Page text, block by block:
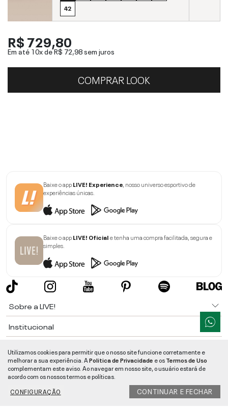
42
R$ 729,80
Em até 10x deR$ 72,98sem juros
COMPRAR LOOK
Baixe o appLIVE! Experience, nosso universo esportivo de
experiências únicas.
Baixe o appLIVE! Oficiale tenha uma compra facilitada, segura e
simples.
Sobre a LIVE!
Institucional
Ajuda
Segurança e Qualidade
- TODOS OS DIREITOS RESERVADOS -RUA MANOEL FRANCISCO
Utilizamos cookies para permitir que o nosso site funcione corretamente e
melhorar a sua experiência. APolitica de Privacidade e osTermos de Uso
complementam este aviso. Ao navegar em nosso site, o usuário estará de
acordo com os nossos termos e políticas.
CONFIGURAÇÃO
CONTINUAR E FECHAR